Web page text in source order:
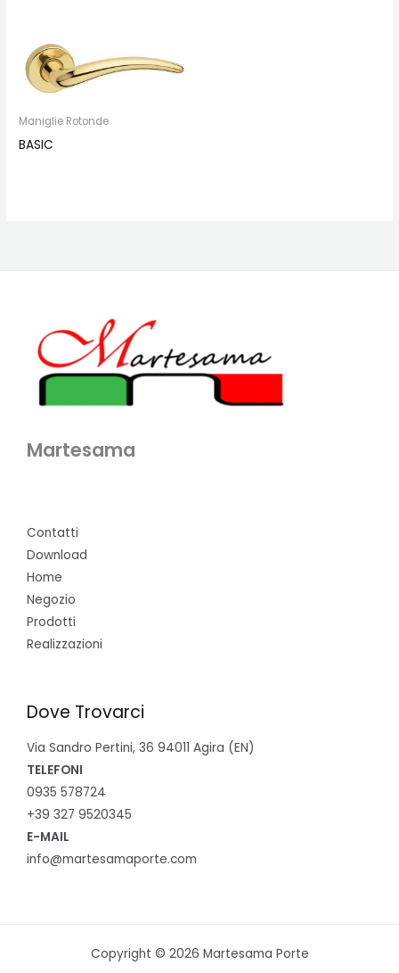
Maniglie Rotonde
BASIC
Martesama
Contatti
Download
Home
Negozio
Prodotti
Realizzazioni
Dove Trovarci
Via Sandro Pertini, 36 94011 Agira (EN)
TELEFONI
0935 578724
+39 327 9520345
E-MAIL
info@martesamaporte.com
Copyright © 2026 Martesama Porte